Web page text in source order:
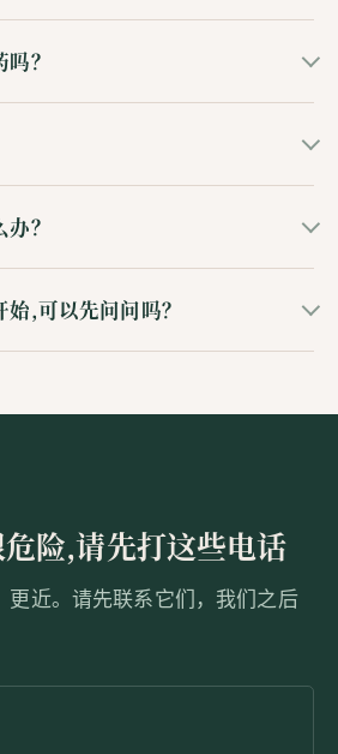
？
？
,可以先问问吗？
险,请先打这些电话
更近。请先联系它们，我们之后